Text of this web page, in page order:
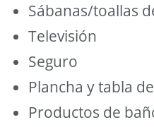
Sábanas/toallas
Televisión
Seguro
Plancha y tabla
Productos de